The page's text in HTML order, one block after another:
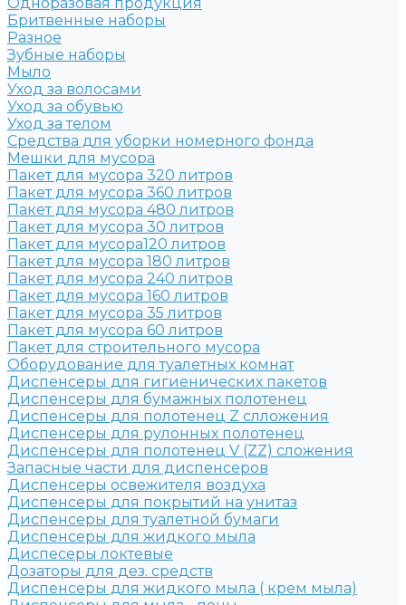
Бритвенные наборы
Разное
Зубные наборы
Мыло
Уход за волосами
Уход за обувью
Уход за телом
Средства для уборки номерного фонда
Мешки для мусора
Пакет для мусора 320 литров
Пакет для мусора 360 литров
Пакет для мусора 480 литров
Пакет для мусора 30 литров
Пакет для мусора120 литров
Пакет для мусора 180 литров
Пакет для мусора 240 литров
Пакет для мусора 160 литров
Пакет для мусора 35 литров
Пакет для мусора 60 литров
Пакет для строительного мусора
Оборудование для туалетных комнат
Диспенсеры для гигиенических пакетов
Диспенсеры для бумажных полотенец
Диспенсеры для полотенец Z слложения
Диспенсеры для рулонных полотенец
Диспенсеры для полотенец V (ZZ) сложения
Запасные части для диспенсеров
Диспенсеры освежителя воздуха
Диспенсеры для покрытий на унитаз
Диспенсеры для туалетной бумаги
Диспенсеры для жидкого мыла
Диспесеры локтевые
Дозаторы для дез. средств
Диспенсеры для жидкого мыла ( крем мыла)